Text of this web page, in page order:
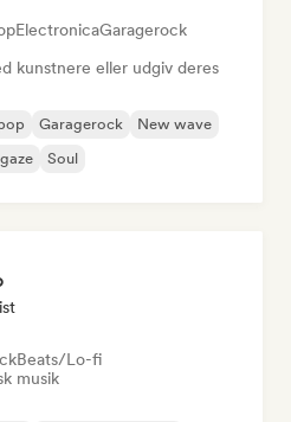
ElectronicaGaragerock
kunstnere eller udgiv deres
Garagerock
New wave
Soul
Beats/Lo-fi
musik